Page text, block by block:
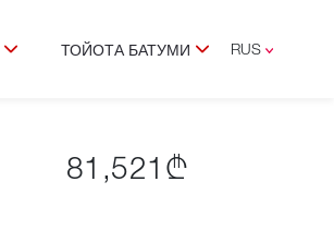
ТОЙОТА БАТУМИ
RUS
81,521₾